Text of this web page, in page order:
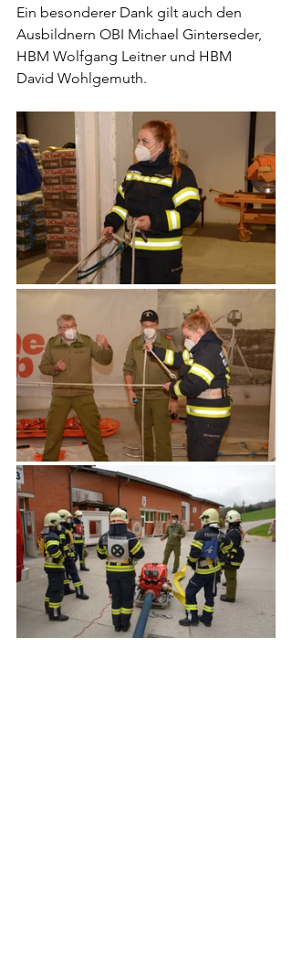
Ein besonderer Dank gilt auch den
Ausbildnern OBI Michael Ginterseder,
HBM Wolfgang Leitner und HBM
David Wohlgemuth.